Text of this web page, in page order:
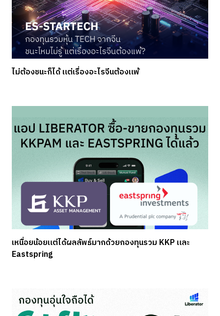
ไม่ต้องชนะก็ได้ แต่เรื่องอะไรจีนต้องแพ้
เหนื่อยน้อยแต่ได้ผลลัพธ์มากด้วยกองทุนรวม KKP และ
Eastspring